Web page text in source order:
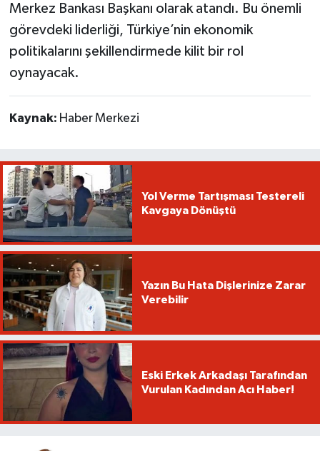
Merkez Bankası Başkanı olarak atandı. Bu önemli
görevdeki liderliği, Türkiye’nin ekonomik
politikalarını şekillendirmede kilit bir rol
oynayacak.
Kaynak: Haber Merkezi
Yol Verme Tartışması Testereli
Kavgaya Dönüştü
Yazın Bu Hata Dişlerinize Zarar
Verebilir
Eski Erkek Arkadaşı Tarafından
Vurulan Kadından Acı Haber!